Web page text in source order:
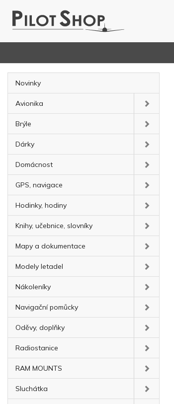
Novinky
Avionika
Brýle
Dárky
Domácnost
GPS, navigace
Hodinky, hodiny
Knihy, učebnice, slovníky
Mapy a dokumentace
Modely letadel
Nákoleníky
Navigační pomůcky
Oděvy, doplňky
Radiostanice
RAM MOUNTS
Sluchátka